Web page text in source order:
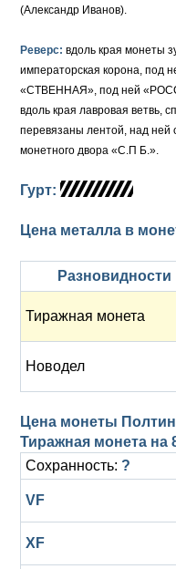
Серебро
Медь
Для Речи
(Александр Иванов).
Реверс: вдоль края монеты
императорская корона, под
«СТВЕННАЯ», под ней
вдоль края лавровая ветвь,
перевязаны лентой, над ней
монетного двора «С.П Б.».
Гурт:
Цена металла в
Разновидности
Тиражная монета
Новодел
Цена монеты
Тиражная монета на
Сохранность: ?
VF
XF